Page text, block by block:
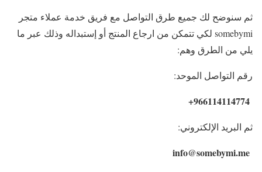
ثم سنوضح لك جميع طرق التواصل مع فريق خدمة عملاء متجر
somebymi لكي تتمكن من ارجاع المنتج أو إستبداله وذلك عبر ما
يلي من الطرق وهم:
رقم التواصل الموحد:
966114114774+
ثم البريد الإلكتروني:
info@somebymi.me